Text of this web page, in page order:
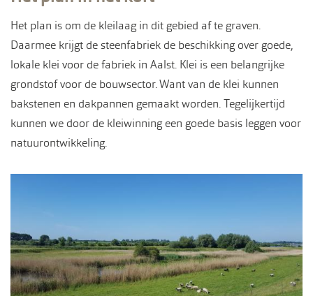
Het plan is om de kleilaag in dit gebied af te graven.
Daarmee krijgt de steenfabriek de beschikking over goede,
lokale klei voor de fabriek in Aalst. Klei is een belangrijke
grondstof voor de bouwsector. Want van de klei kunnen
bakstenen en dakpannen gemaakt worden. Tegelijkertijd
kunnen we door de kleiwinning een goede basis leggen voor
natuurontwikkeling.